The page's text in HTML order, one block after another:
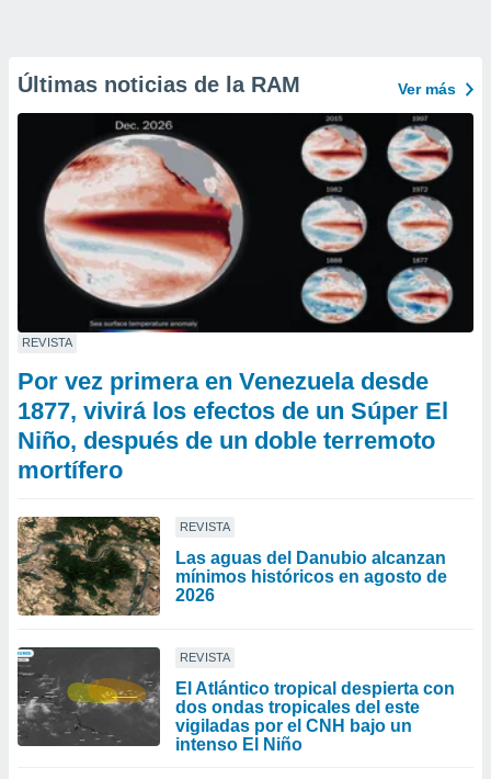
Últimas noticias de la RAM Ver más
REVISTA
Por vez primera en Venezuela desde
1877, vivirá los efectos de un Súper El
Niño, después de un doble terremoto
mortífero
REVISTA
Las aguas del Danubio alcanzan
mínimos históricos en agosto de
2026
REVISTA
El Atlántico tropical despierta con
dos ondas tropicales del este
vigiladas por el CNH bajo un
intenso El Niño